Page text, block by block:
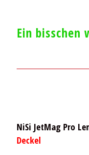
Ein bisschen
NiSi JetMag Pro
Deckel